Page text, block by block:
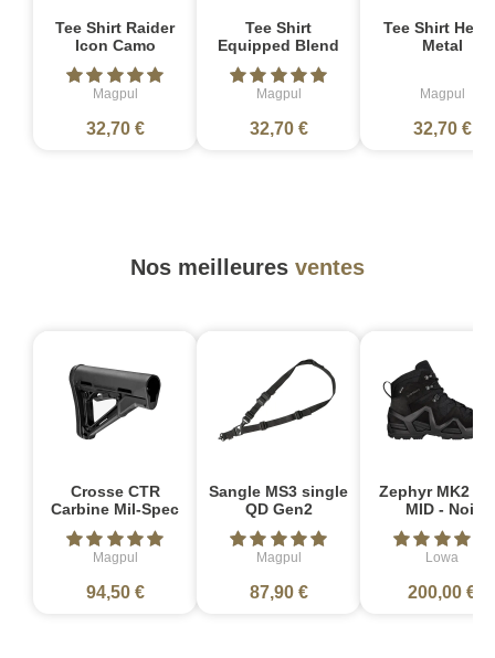
Tee Shirt Raider
Icon Camo
Magpul
32,70 €
Tee Shirt
Equipped Blend
Magpul
32,70 €
Tee Shirt
Metal
Magpul
32,70 €
Nos meilleures ventes
Crosse CTR
Carbine Mil-Spec
Magpul
94,50 €
Sangle MS3 single
QD Gen2
Magpul
87,90 €
Zephyr MK2
MID - Noir
Lowa
200,00 €